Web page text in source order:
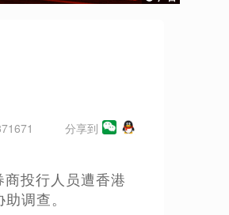
分享到
投行人员遭香港
调查。